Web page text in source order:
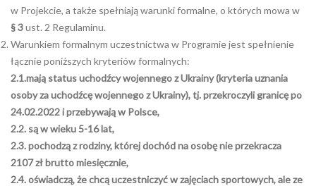
w Projekcie, a także spełniają warunki formalne, o których mowa w
§3ust. 2 Regulaminu.
Warunkiem formalnym uczestnictwa w Programie jest spełnienie
łącznie poniższych kryteriów formalnych:
2.1.mają status uchodźcy wojennego z Ukrainy (kryteria uznania
osoby za uchodźcę wojennego z Ukrainy),tj. przekroczyli granicę po
24.02.2022 i przebywają w Polsce,
2.2. są w wieku 5-16 lat,
2.3. pochodzą z rodziny, której dochód na osobę nie przekracza
2107 zł brutto miesięcznie,
2.4.oświadczą, że chcą uczestniczyć w zajęciach sportowych, ale ze